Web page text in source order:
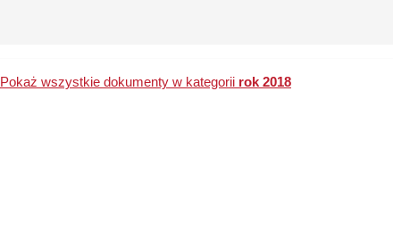
Pokaż wszystkie dokumenty w kategorii rok 2018